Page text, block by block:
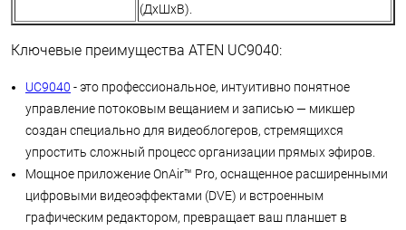
(ДxШxВ).
Ключевые преимущества ATEN UC9040:
UC9040 - это профессиональное, интуитивно понятное
управление потоковым вещанием и записью — микшер
создан специально для видеоблогеров, стремящихся
упростить сложный процесс организации прямых эфиров.
Мощное приложение OnAir™ Pro, оснащенное расширенными
цифровыми видеоэффектами (DVE) и встроенным
графическим редактором, превращает ваш планшет в